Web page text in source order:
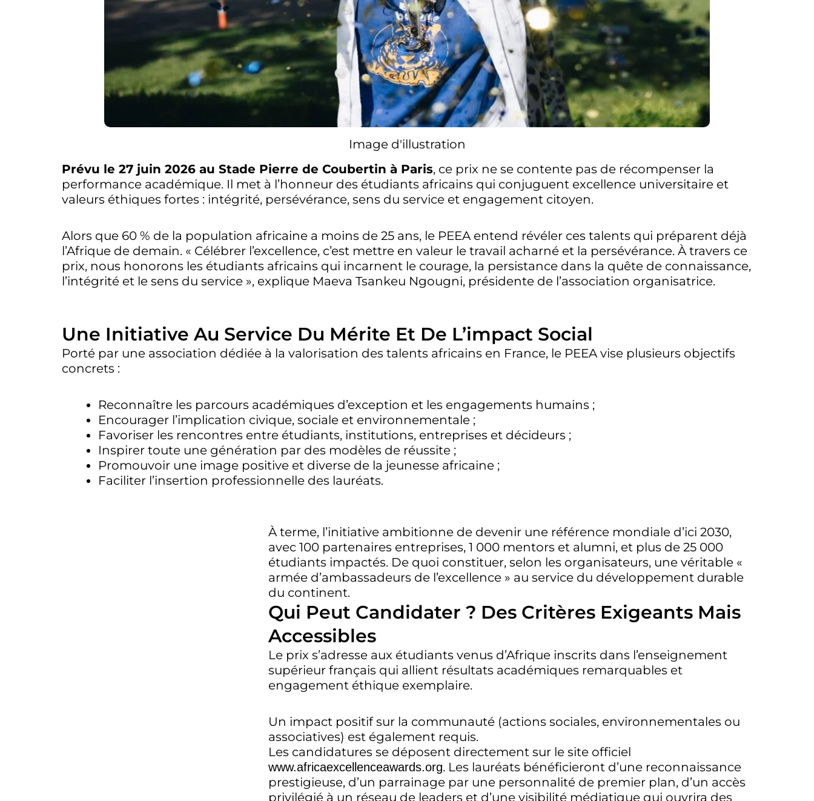
Image d'illustration
Prévu le 27 juin 2026 au Stade Pierre de Coubertin à Paris, ce prix ne se contente pas de récompenser la
performance académique. Il met à l’honneur des étudiants africains qui conjuguent excellence universitaire et
valeurs éthiques fortes : intégrité, persévérance, sens du service et engagement citoyen.
Alors que 60 % de la population africaine a moins de 25 ans, le PEEA entend révéler ces talents qui préparent déjà
l’Afrique de demain. « Célébrer l’excellence, c’est mettre en valeur le travail acharné et la persévérance. À travers ce
prix, nous honorons les étudiants africains qui incarnent le courage, la persistance dans la quête de connaissance,
l’intégrité et le sens du service », explique Maeva Tsankeu Ngougni, présidente de l’association organisatrice.
Une Initiative Au Service Du Mérite Et De L’impact Social
Porté par une association dédiée à la valorisation des talents africains en France, le PEEA vise plusieurs objectifs
concrets :
Reconnaître les parcours académiques d’exception et les engagements humains ;
Encourager l’implication civique, sociale et environnementale ;
Favoriser les rencontres entre étudiants, institutions, entreprises et décideurs ;
Inspirer toute une génération par des modèles de réussite ;
Promouvoir une image positive et diverse de la jeunesse africaine ;
Faciliter l’insertion professionnelle des lauréats.
À terme, l’initiative ambitionne de devenir une référence mondiale d’ici 2030,
avec 100 partenaires entreprises, 1 000 mentors et alumni, et plus de 25 000
étudiants impactés. De quoi constituer, selon les organisateurs, une véritable «
armée d’ambassadeurs de l’excellence » au service du développement durable
du continent.
Qui Peut Candidater ? Des Critères Exigeants Mais
Accessibles
Le prix s’adresse aux étudiants venus d’Afrique inscrits dans l’enseignement
supérieur français qui allient résultats académiques remarquables et
engagement éthique exemplaire.
Un impact positif sur la communauté (actions sociales, environnementales ou
associatives) est également requis.
Les candidatures se déposent directement sur le site officiel
www.africaexcellenceawards.org. Les lauréats bénéficieront d’une reconnaissance
prestigieuse, d’un parrainage par une personnalité de premier plan, d’un accès
privilégié à un réseau de leaders et d’une visibilité médiatique qui ouvrira des